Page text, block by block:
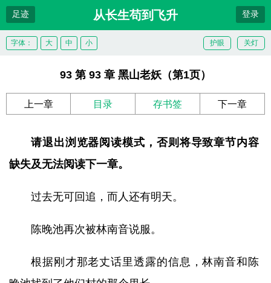
足迹 从长生苟到飞升 登录
关灯
护眼
字体： 大 中 小
93 第 93 章 黑山老妖（第1页）
上一章 目录 存书签 下一章
请退出浏览器阅读模式，否则将导致章节内容
缺失及无法阅读下一章。
过去无可回追，而人还有明天。
陈晚池再次被林南音说服。
根据刚才那老丈话里透露的信息，林南音和陈